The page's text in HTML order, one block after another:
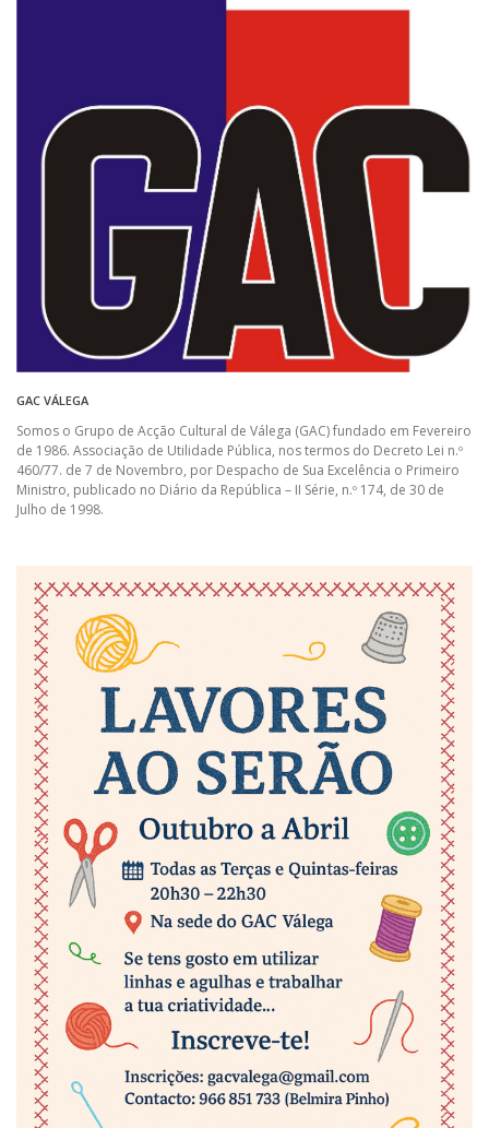
GAC VÁLEGA
Somos o Grupo de Acção Cultural de Válega (GAC) fundado em Fevereiro
de 1986. Associação de Utilidade Pública, nos termos do Decreto Lei n.º
460/77. de 7 de Novembro, por Despacho de Sua Excelência o Primeiro
Ministro, publicado no Diário da República – II Série, n.º 174, de 30 de
Julho de 1998.